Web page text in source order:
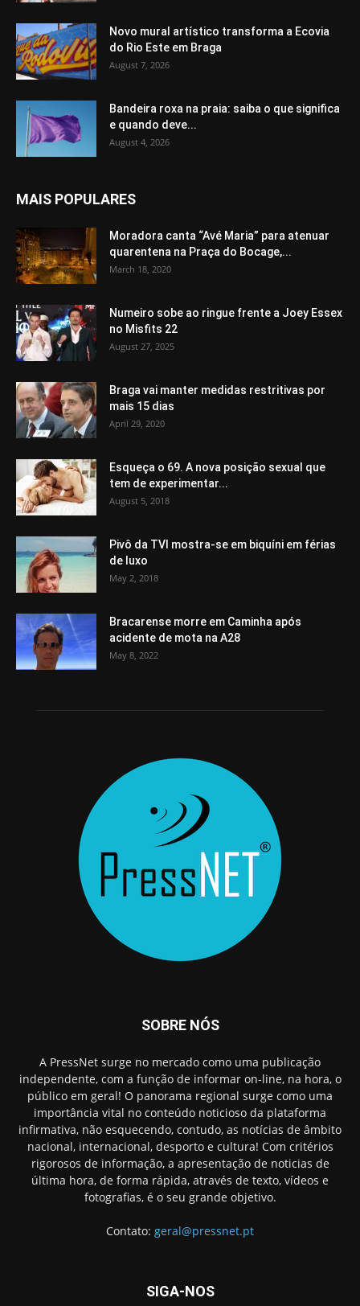
Novo mural artístico transforma a Ecovia
do Rio Este em Braga
August 7, 2026
Bandeira roxa na praia: saiba o que significa
e quando deve...
August 4, 2026
MAIS POPULARES
Moradora canta “Avé Maria” para atenuar
quarentena na Praça do Bocage,...
March 18, 2020
Numeiro sobe ao ringue frente a Joey Essex
no Misfits 22
August 27, 2025
Braga vai manter medidas restritivas por
mais 15 dias
April 29, 2020
Esqueça o 69. A nova posição sexual que
tem de experimentar...
August 5, 2018
Pivô da TVI mostra-se em biquíni em férias
de luxo
May 2, 2018
Bracarense morre em Caminha após
acidente de mota na A28
May 8, 2022
SOBRE NÓS
A PressNet surge no mercado como uma publicação
independente, com a função de informar on-line, na hora, o
público em geral! O panorama regional surge como uma
importância vital no conteúdo noticioso da plataforma
infirmativa, não esquecendo, contudo, as notícias de âmbito
nacional, internacional, desporto e cultura! Com critérios
rigorosos de informação, a apresentação de noticias de
última hora, de forma rápida, através de texto, vídeos e
fotografias, é o seu grande objetivo.
Contato: geral@pressnet.pt
SIGA-NOS